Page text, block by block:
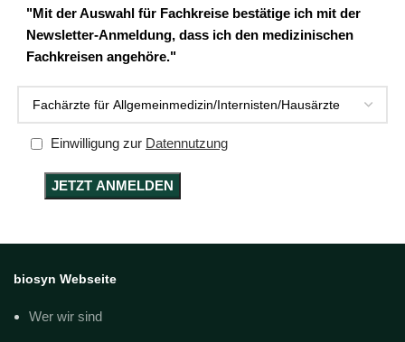
"Mit der Auswahl für Fachkreise bestätige ich mit der
Newsletter-Anmeldung, dass ich den medizinischen
Fachkreisen angehöre."
Einwilligung zur Datennutzung
biosyn Webseite
Wer wir sind